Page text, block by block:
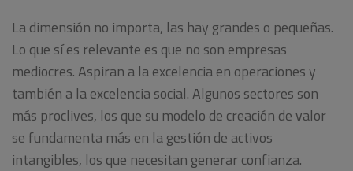
La dimensión no importa, las hay grandes o pequeñas.
Lo que sí es relevante es que no son empresas
mediocres. Aspiran a la excelencia en operaciones y
también a la excelencia social. Algunos sectores son
más proclives, los que su modelo de creación de valor
se fundamenta más en la gestión de activos
intangibles, los que necesitan generar confianza.